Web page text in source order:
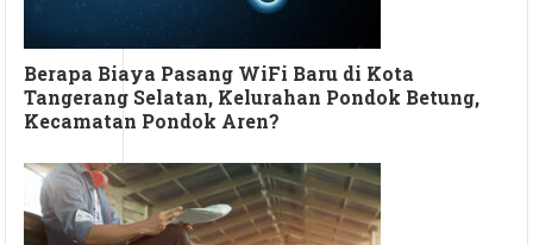
Berapa Biaya Pasang WiFi Baru di Kota
Tangerang Selatan, Kelurahan Pondok Betung,
Kecamatan Pondok Aren?